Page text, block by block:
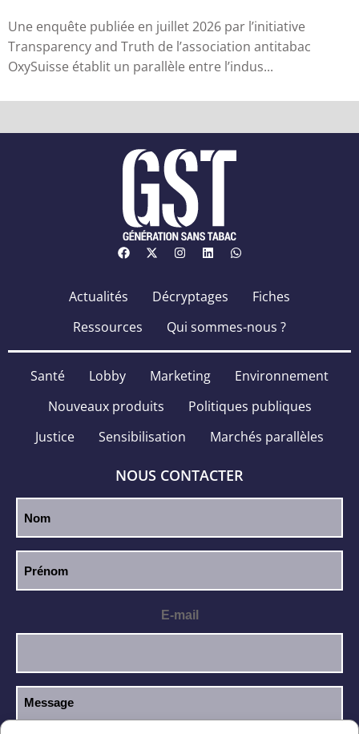
Une enquête publiée en juillet 2026 par l’initiative
Transparency and Truth de l’association antitabac
OxySuisse établit un parallèle entre l’indus...
Actualités Décryptages
Fiches
Ressources
Qui sommes-nous ?
Santé Lobby Marketing
Environnement
Nouveaux produits
Politiques publiques
Justice
Sensibilisation Marchés parallèles
NOUS CONTACTER
E-mail